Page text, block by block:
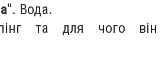
. Вода.
та для чого він